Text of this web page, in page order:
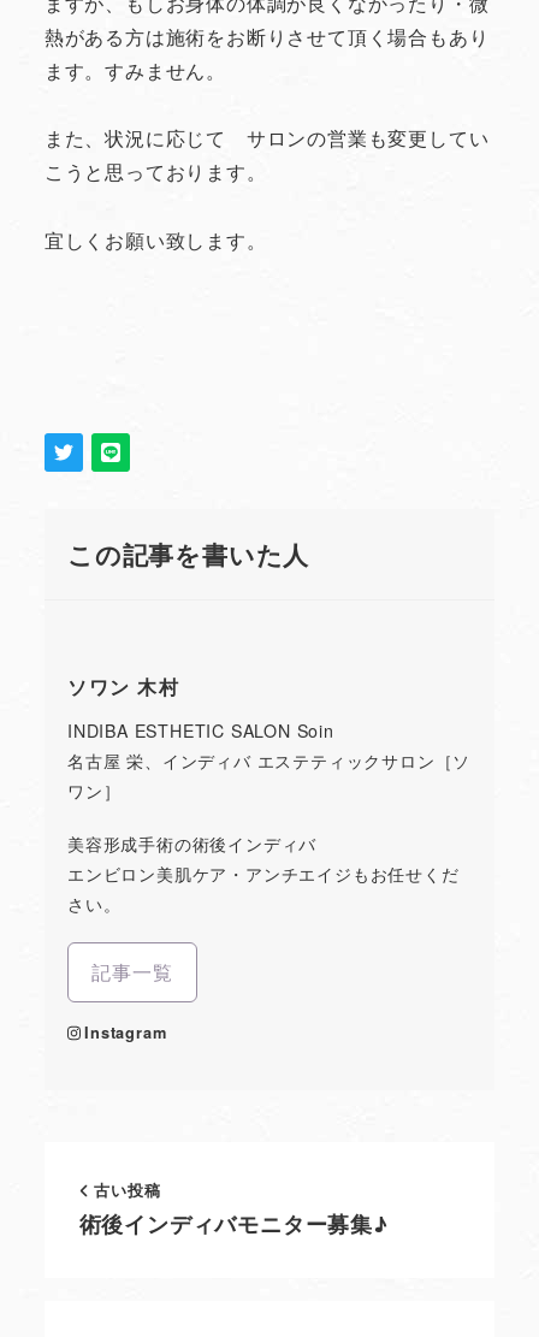
熱がある方は施術をお断りさせて頂く場合もあり
ます。すみません。
また、状況に応じて サロンの営業も変更してい
こうと思っております。
宜しくお願い致します。
この記事を書いた人
ソワン 木村
INDIBA ESTHETIC SALON Soin
名古屋 栄、インディバ エステティックサロン［ソ
ワン］
美容形成手術の術後インディバ
エンビロン美肌ケア・アンチエイジもお任せくだ
さい。
記事一覧
Instagram
古い投稿
術後インディバモニター募集♪